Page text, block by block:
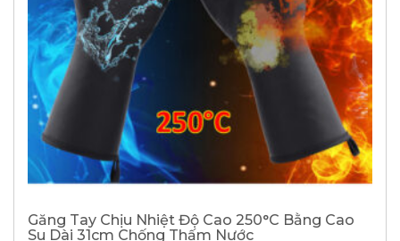
Găng Tay Chịu Nhiệt Độ Cao 250°C Bằng Cao
Su Dài 31cm Chống Thấm Nước